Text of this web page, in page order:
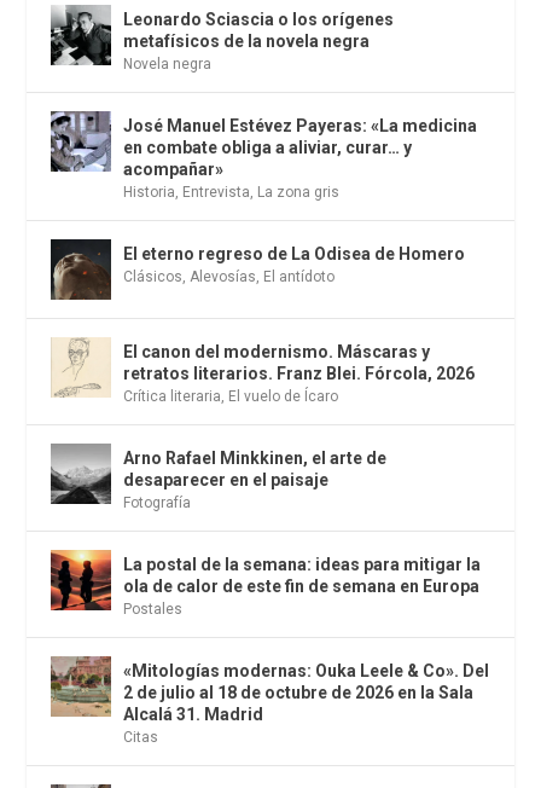
Leonardo Sciascia o los orígenes
metafísicos de la novela negra
Novela negra
José Manuel Estévez Payeras: «La medicina
en combate obliga a aliviar, curar… y
acompañar»
Historia, Entrevista, La zona gris
El eterno regreso de La Odisea de Homero
Clásicos,Alevosías, El antídoto
El canon del modernismo. Máscaras y
retratos literarios. Franz Blei. Fórcola, 2026
Crítica literaria, El vuelo de Ícaro
Arno Rafael Minkkinen, el arte de
desaparecer en el paisaje
Fotografía
La postal de la semana: ideas para mitigar la
ola de calor de este fin de semana en Europa
Postales
«Mitologías modernas: Ouka Leele & Co». Del
2 de julio al 18 de octubre de 2026 en la Sala
Alcalá 31. Madrid
Citas